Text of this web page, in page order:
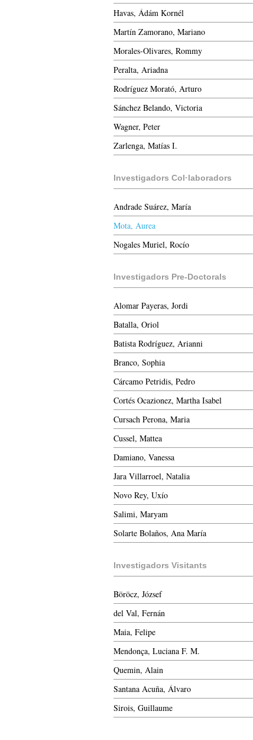
Havas, Ádám Kornél
Martín Zamorano, Mariano
Morales-Olivares, Rommy
Peralta, Ariadna
Rodríguez Morató, Arturo
Sánchez Belando, Victoria
Wagner, Peter
Zarlenga, Matías I.
Investigadors Col·laboradors
Andrade Suárez, María
Mota, Aurea
Nogales Muriel, Rocío
Investigadors Pre-Doctorals
Alomar Payeras, Jordi
Batalla, Oriol
Batista Rodríguez, Arianni
Branco, Sophia
Cárcamo Petridis, Pedro
Cortés Ocazionez, Martha Isabel
Cursach Perona, Maria
Cussel, Mattea
Damiano, Vanessa
Jara Villarroel, Natalia
Novo Rey, Uxío
Salimi, Maryam
Solarte Bolaños, Ana María
Investigadors Visitants
Böröcz, József
del Val, Fernán
Maia, Felipe
Mendonça, Luciana F. M.
Quemin, Alain
Santana Acuña, Álvaro
Sirois, Guillaume